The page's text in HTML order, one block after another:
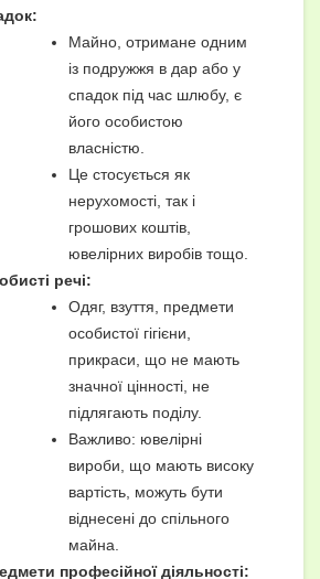
Майно, отримане одним
із подружжя в дар або у
спадок під час шлюбу, є
його особистою
власністю.
Це стосується як
нерухомості, так і
грошових коштів,
ювелірних виробів тощо.
речі:
Одяг, взуття, предмети
особистої гігієни,
прикраси, що не мають
значної цінності, не
підлягають поділу.
Важливо: ювелірні
вироби, що мають високу
вартість, можуть бути
віднесені до спільного
майна.
професійної діяльності: